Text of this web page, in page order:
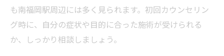
質問しやすい鍼灸整骨院の相談環境とは
安心して話せる鍼灸整骨院スタッフの対応
力
も南福岡駅周辺には多く見られます。初回カウンセリン
グ時に、自分の症状や目的に合った施術が受けられる
か、しっかり相談しましょう。